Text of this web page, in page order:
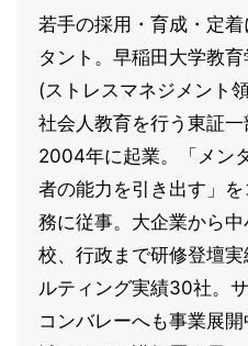
若手の採用・育成・定
タント。早稲田大学教
(ストレスマネジメント
社会人教育を行う東証
2004年に起業。「メン
者の能力を引き出す」
務に従事。大企業から
校、行政まで研修登壇
ルティング実績30社。
コンバレーへも事業展